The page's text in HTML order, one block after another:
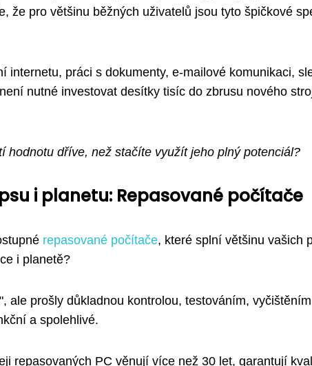
že pro většinu běžných uživatelů jsou tyto špičkové
internetu, práci s dokumenty, e-mailové komunikaci,
nutné investovat desítky tisíc do zbrusu nového
hodnotu dříve, než stačíte využít jeho plný potenciál?
i planetu: Repasované počítače
repasované počítače, které splní většinu vašich
i planetě?
ale prošly důkladnou kontrolou, testováním,
a spolehlivé.
repasovaných PC věnují více než 30 let, garantují